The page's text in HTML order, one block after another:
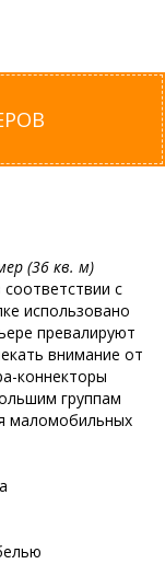
(36 кв. м)
с
использовано
превалируют
внимание от
коннекторы
группам
маломобильных